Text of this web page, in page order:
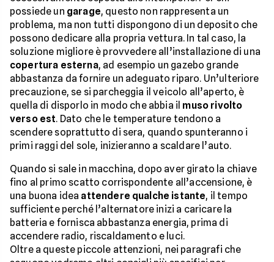
possiede un garage, questo non rappresenta un
problema, ma non tutti dispongono di un deposito che
possono dedicare alla propria vettura. In tal caso, la
soluzione migliore è provvedere all’installazione di una
copertura esterna, ad esempio un gazebo grande
abbastanza da fornire un adeguato riparo. Un’ulteriore
precauzione, se si parcheggia il veicolo all’aperto, è
quella di disporlo in modo che abbia il muso rivolto
verso est. Dato che le temperature tendono a
scendere soprattutto di sera, quando spunteranno i
primi raggi del sole, inizieranno a scaldare l’auto.
Quando si sale in macchina, dopo aver girato la chiave
fino al primo scatto corrispondente all’accensione, è
una buona idea attendere qualche istante, il tempo
sufficiente perché l’alternatore inizi a caricare la
batteria e fornisca abbastanza energia, prima di
accendere radio, riscaldamento e luci.
Oltre a queste piccole attenzioni, nei paragrafi che